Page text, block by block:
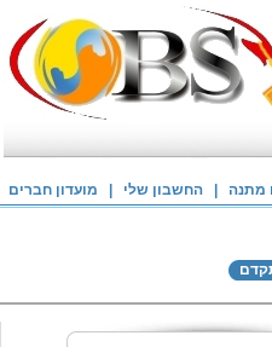
מתנה החשבון שלי מועדון חברים